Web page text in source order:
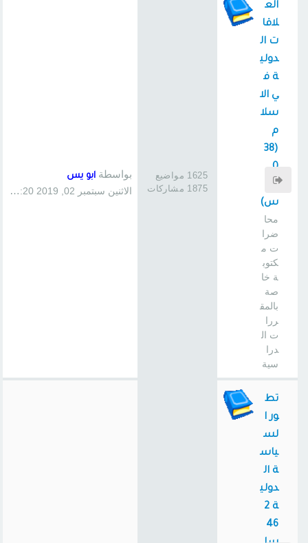
الع
لاقا
ت ال
دولي
ة ف
ي الا
سلا
م
(38
0
سا
س)
محا
ضرا
ت م
كتوب
ة خا
صة
بالمق
ررا
ت ال
درا
سية
1625 مواضيع
1875 مشاركات
بواسطة ابو يس
الاثنين سبتمبر 02, 2019 1:20 pm
تط
ور ا
لس
ياس
ة ال
دولي
ة 2
46